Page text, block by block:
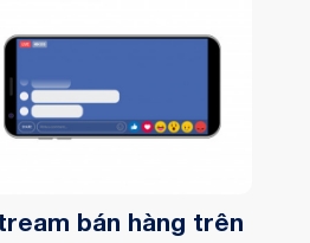
bán hàng trên